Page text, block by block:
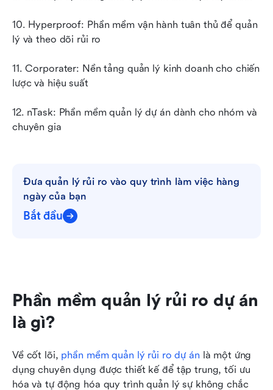
10. Hyperproof: Phần mềm vận hành tuân thủ để quản
lý và theo dõi rủi ro
11. Corporater: Nền tảng quản lý kinh doanh cho chiến
lược và hiệu suất
12. nTask: Phần mềm quản lý dự án dành cho nhóm và
chuyên gia
Đưa quản lý rủi ro vào quy trình làm việc hàng
ngày của bạn
Bắt đầu
Phần mềm quản lý rủi ro dự án
là gì?
Về cốt lõi, phần mềm quản lý rủi ro dự án là một ứng
dụng chuyên dụng được thiết kế để tập trung, tối ưu
hóa và tự động hóa quy trình quản lý sự không chắc